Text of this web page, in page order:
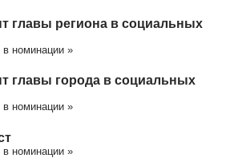
главы региона в социальных
в номинации »
главы города в социальных
в номинации »
в номинации »